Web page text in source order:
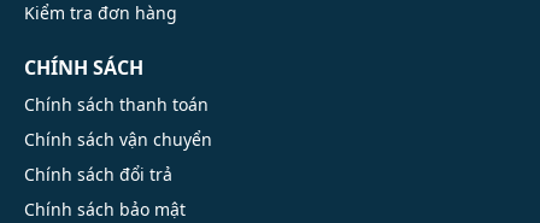
Kiểm tra đơn hàng
CHÍNH SÁCH
Chính sách thanh toán
Chính sách vận chuyển
Chính sách đổi trả
Chính sách bảo mật